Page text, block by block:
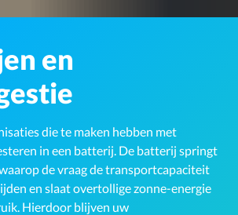
en
die te maken hebben met
in een batterij. De batterij springt
de vraag de transportcapaciteit
en slaat overtollige zonne-energie
Hierdoor blijven uw